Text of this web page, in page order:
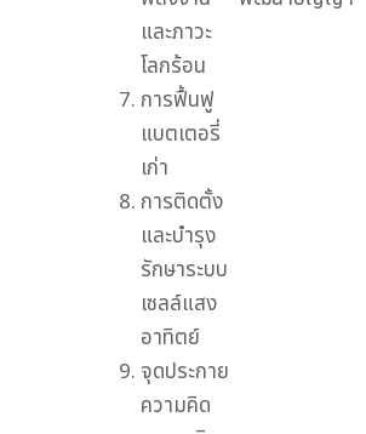
และภาวะ
โลกร้อน
การฟื้นฟู
แบตเตอรี่
เก่า
การติดตั้ง
และบำรุง
รักษาระบบ
เซลล์แสง
อาทิตย์
จุดประกาย
ความคิด